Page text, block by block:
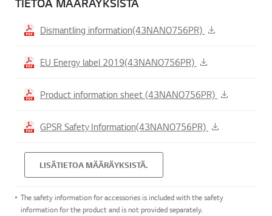
TIETOA MÄÄRÄYKSISTÄ
Dismantling information(43NANO756PR)
EU Energy label 2019(43NANO756PR)
Product information sheet (43NANO756PR)
GPSR Safety Information(43NANO756PR)
LISÄTIETOA MÄÄRÄYKSISTÄ.
The safety information for accessories is included with the safety
information for the product and is not provided separately.